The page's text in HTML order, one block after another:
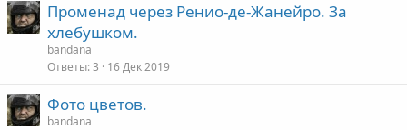
Променад через Ренио-де-Жанейро. За
хлебушком.
bandana
Ответы 3 16 Дек 2019
Фото цветов.
bandana